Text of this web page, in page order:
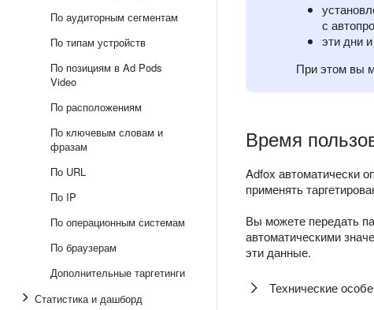
По аудиторным сегментам
По типам устройств
По позициям в Ad Pods
Video
По расположениям
По ключевым словам и
фразам
По URL
По IP
По операционным системам
По браузерам
Дополнительные таргетинги
Статистика и дашборд
с
эти дни
При этом вы
Время
Adfox автоматически
применять
Вы можете передать
автоматическими
эти данные.
Технические